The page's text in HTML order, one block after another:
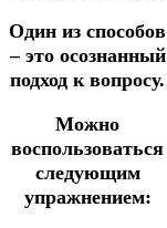
Один из способов
– это осознанный
подход к вопросу.
Можно
воспользоваться
следующим
упражнением: